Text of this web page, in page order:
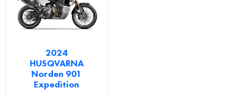
2024
HUSQVARNA
Norden 901
Expedition